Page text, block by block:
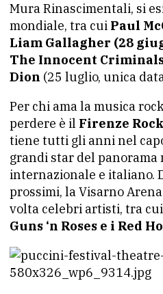
Mura Rinascimentali, si
mondiale, tra cui Paul
Liam Gallagher (28
The Innocent
Dion (25 luglio, unica
Per chi ama la musica
perdere è il Firenze
tiene tutti gli anni nel
grandi star del panorama
internazionale e italiano.
prossimi, la Visarno
volta celebri artisti, tra cui
Guns ‘n Roses e i Red